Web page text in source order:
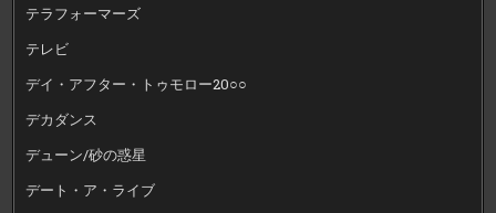
テラフォーマーズ
テレビ
デイ・アフター・トゥモロー20○○
デカダンス
デューン/砂の惑星
デート・ア・ライブ